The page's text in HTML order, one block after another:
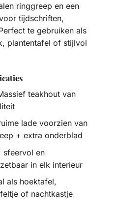
ringgreep en een
tijdschriften,
te gebruiken als
plantentafel of stijlvol
teakhout van
lade voorzien van
+ extra onderblad
sfeervol en
in elk interieur
als hoektafel,
of nachtkastje